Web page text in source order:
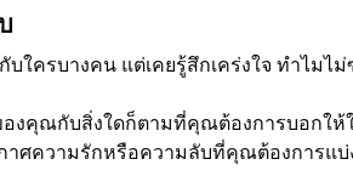
ใครบางคน แต่เคยรู้สึกเคร่งใจ ทำไมไ
งคุณกับสิ่งใดก็ตามที่คุณต้องการบอกให้
าศความรักหรือความลับที่คุณต้องการแบ่